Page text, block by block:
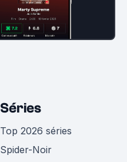
Séries
Top 2026 séries
Spider-Noir